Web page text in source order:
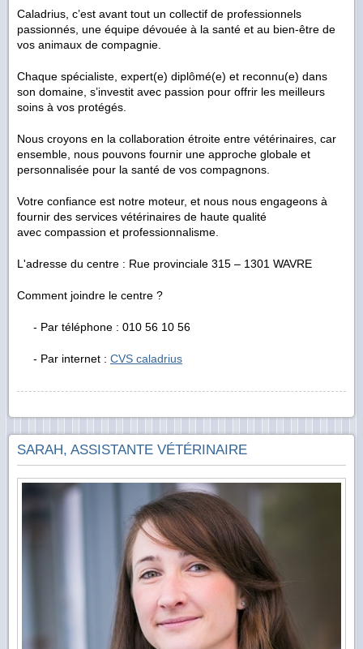
Caladrius, c’est avant tout un collectif de professionnels
passionnés, une équipe dévouée à la santé et au bien-être de
vos animaux de compagnie.
Chaque spécialiste, expert(e) diplômé(e) et reconnu(e) dans
son domaine, s’investit avec passion pour offrir les meilleurs
soins à vos protégés.
Nous croyons en la collaboration étroite entre vétérinaires, car
ensemble, nous pouvons fournir une approche globale et
personnalisée pour la santé de vos compagnons.
Votre confiance est notre moteur, et nous nous engageons à
fournir des services vétérinaires de haute qualité
avec compassion et professionnalisme.
L'adresse du centre : Rue provinciale 315 – 1301 WAVRE
Comment joindre le centre ?
- Par téléphone : 010 56 10 56
- Par internet : CVS caladrius
SARAH, ASSISTANTE VÉTÉRINAIRE